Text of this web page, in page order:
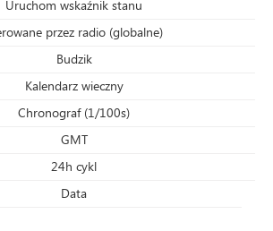
Uruchom wskaźnik stanu
przez radio (globalne)
Budzik
Kalendarz wieczny
Chronograf (1/100s)
GMT
24h cykl
Data